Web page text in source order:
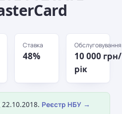
Ставка
48%
Обслуговування
10 000 грн/
рік
22.10.2018. Реєстр НБУ →